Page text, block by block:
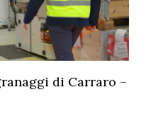
di Carraro –